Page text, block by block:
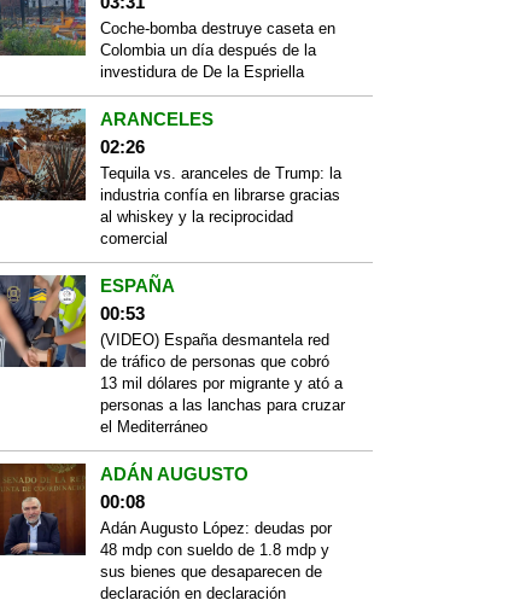
Coche-bomba destruye caseta en
Colombia un día después de la
investidura de De la Espriella
ARANCELES
02:26
Tequila vs. aranceles de Trump: la
industria confía en librarse gracias
al whiskey y la reciprocidad
comercial
ESPAÑA
00:53
(VIDEO) España desmantela red
de tráfico de personas que cobró
13 mil dólares por migrante y ató a
personas a las lanchas para cruzar
el Mediterráneo
ADÁN AUGUSTO
00:08
Adán Augusto López: deudas por
48 mdp con sueldo de 1.8 mdp y
sus bienes que desaparecen de
declaración en declaración